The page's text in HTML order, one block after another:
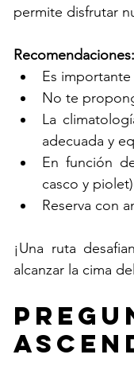
permite disfrutar
Recomendaciones:
Es
No te
La
adecuada y
En función
casco y
Reserva con
¡Una ruta
alcanzar la cima